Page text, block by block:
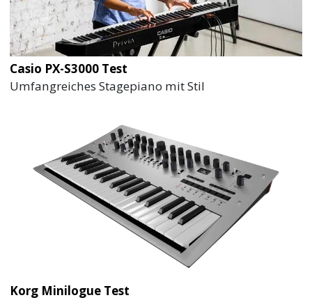
Casio PX-S3000 Test
Umfangreiches Stagepiano mit Stil
Korg Minilogue Test